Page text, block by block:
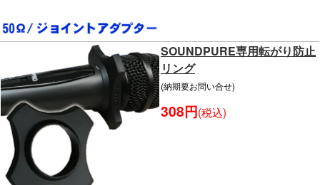
SOUNDPURE専用転がり防止
リング
(納期要お問い合せ)
308円(税込)